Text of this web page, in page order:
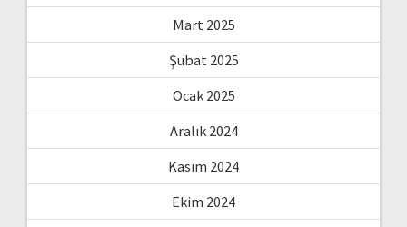
Mart 2025
Şubat 2025
Ocak 2025
Aralık 2024
Kasım 2024
Ekim 2024